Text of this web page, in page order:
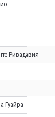
Ривадавия
Гуайра